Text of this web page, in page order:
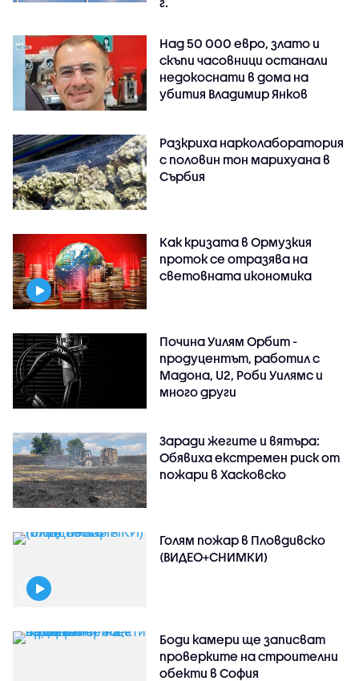
Над 50 000 евро, злато и
скъпи часовници останали
недокоснати в дома на
убития Владимир Янков
Разкриха нарколаборатория
с половин тон марихуана в
Сърбия
Как кризата в Ормузкия
проток се отразява на
световната икономика
Почина Уилям Орбит -
продуцентът, работил с
Мадона, U2, Роби Уилямс и
много други
Заради жегите и вятъра:
Обявиха екстремен риск от
пожари в Хасковско
Голям пожар в Пловдивско
(ВИДЕО+СНИМКИ)
Боди камери ще записват
проверките на строителни
обекти в София